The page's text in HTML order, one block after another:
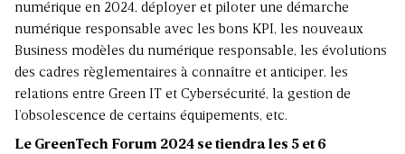
numérique en 2024, déployer et piloter une démarche
numérique responsable avec les bons KPI, les nouveaux
Business modèles du numérique responsable, les évolutions
des cadres règlementaires à connaître et anticiper, les
relations entre Green IT et Cybersécurité, la gestion de
l’obsolescence de certains équipements, etc.
Le GreenTech Forum 2024 se tiendra les 5 et 6